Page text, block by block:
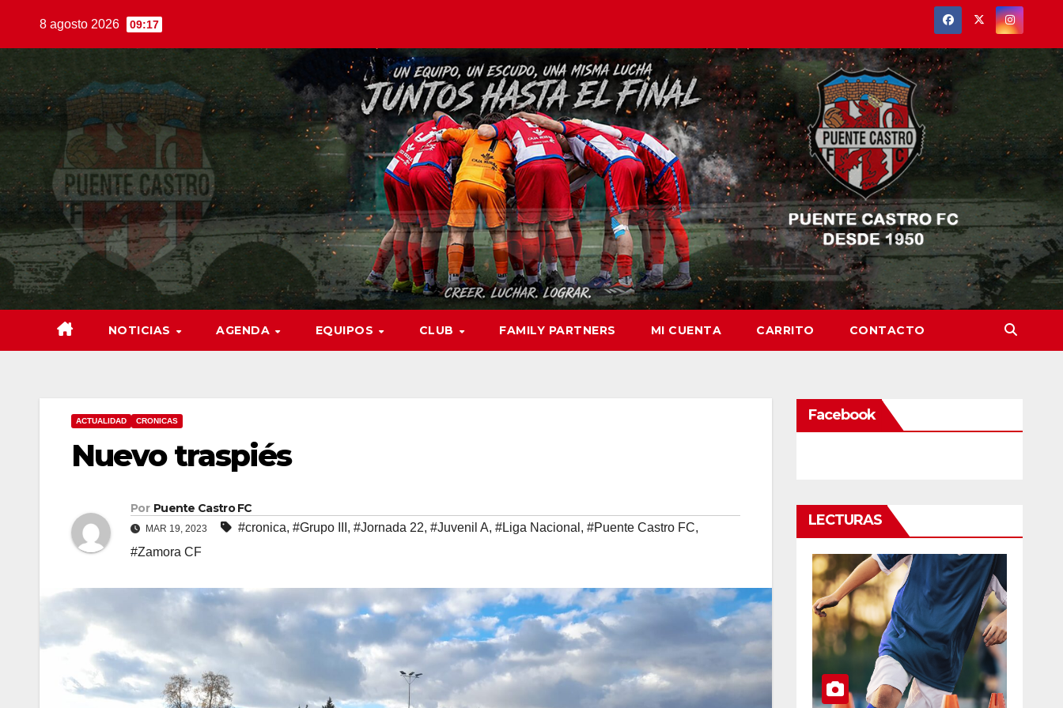
8 agosto 2026 09:17
NOTICIAS AGENDA EQUIPOS CLUB FAMILY PARTNERS MI CUENTA CARRITO CONTACTO
ACTUALIDAD CRONICAS
Nuevo traspiés
Por Puente Castro FC
MAR 19, 2023 #cronica, #Grupo III , #Jornada 22, #Juvenil A, #Liga Nacional , #Puente Castro FC,
#Zamora CF
Facebook
LECTURAS